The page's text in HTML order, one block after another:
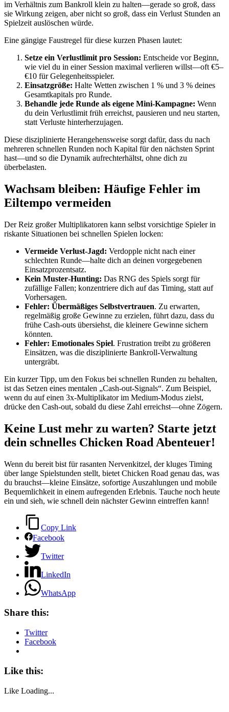
im Verhältnis zum Bankroll klein zu halten—gerade so groß, dass
sie Wirkung zeigen, aber nicht so groß, dass ein Verlust Stunden an
Spielzeit auslöschen würde.
Eine gängige Faustregel für diese kurzen Phasen lautet:
Setze ein Verlustlimit pro Session: Entscheide vor Beginn,
wie viel du in einer Session maximal verlieren willst—oft €5–
€10 für Gelegenheitsspieler.
Einsatzgröße: Halte Wetten zwischen 1 % und 3 % deines
Gesamtkapitals pro Runde.
Behandle jede Runde als eigene Mini‑Kampagne: Wenn
du dein Verlustlimit früh erreichst, pausieren und neu starten,
statt Verluste hinterherzujagen.
Diese disziplinierte Herangehensweise sorgt dafür, dass du nach
mehreren schnellen Runden noch Kapital für den nächsten Sprint
hast—und so die Dynamik aufrechterhältst, ohne dich zu
überbelasten.
Wachsam bleiben: Häufige Fehler im
Eiltempo vermeiden
Der Reiz großer Multiplikatoren kann selbst vorsichtige Spieler in
riskante Situationen bei schnellen Spielen locken:
Vermeide Verlust‑Jagd: Verdopple nicht nach einer
schlechten Runde—halte dich an deinen vorgegebenen
Einsatzprozentsatz.
Kein Muster‑Hunting: Das RNG des Spiels sorgt für
zufällige Fallen; konzentriere dich auf das Timing, statt auf
Vorhersagen.
Fehler: Übermäßiges Selbstvertrauen. Zu erwarten,
regelmäßig große Gewinne zu erzielen, führt dazu, dass du
frühe Cash‑outs übersiehst, die kleinere Gewinne sichern
könnten.
Fehler: Emotionales Spiel. Frustration treibt zu größeren
Einsätzen, was die disziplinierte Bankroll‑Verwaltung
untergräbt.
Ein kurzer Tipp, um den Fokus bei schnellen Runden zu behalten,
ist das Setzen eines mentalen „Cash‑out‑Signals“. Zum Beispiel,
wenn du auf einen 3x‑Multiplikator im Medium‑Modus zielst,
drücke den Cash‑out, sobald du diese Zahl erreichst—ohne Zögern.
Keine Lust mehr zu warten? Starte jetzt
dein schnelles Chicken Road Abenteuer!
Wenn du bereit bist für rasanten Nervenkitzel, der kluges Timing
über lange Spielstunden stellt, bietet Chicken Road genau das, was
du brauchst—kleine Einsätze, sofortige Auszahlungen und mobile
Bequemlichkeit in einem aufregenden Erlebnis. Tauche noch heute
ein und sieh, wie schnell dein nächster Gewinn eintreffen kann!
Copy Link
Facebook
Twitter
LinkedIn
WhatsApp
Share this:
Twitter
Facebook
Like this:
Like Loading...